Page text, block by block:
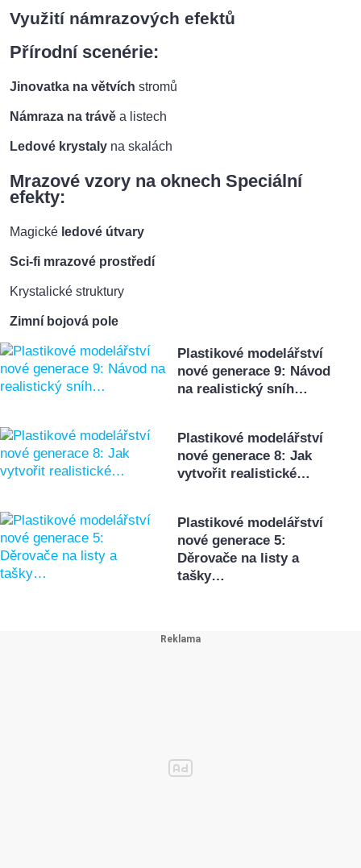
Využití námrazových efektů
Přírodní scenérie:
Jinovatka na větvích stromů
Námraza na trávě a listech
Ledové krystaly na skalách
Mrazové vzory na oknech Speciální
efekty:
Magické ledové útvary
Sci-fi mrazové prostředí
Krystalické struktury
Zimní bojová pole
Plastikové modelářství
nové generace 9: Návod
na realistický sníh…
Plastikové modelářství
nové generace 8: Jak
vytvořit realistické…
Plastikové modelářství
nové generace 5:
Děrovače na listy a
tašky…